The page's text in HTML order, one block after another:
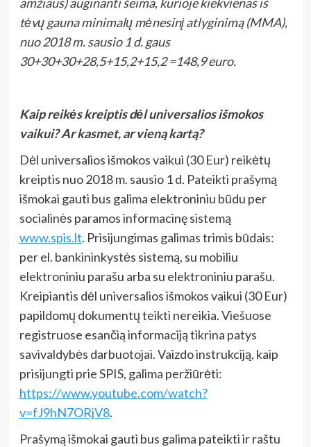
tėvų gauna minimalų mėnesinį atlyginimą (MMA),
nuo 2018 m. sausio 1 d. gaus
30+30+30+28,5+15,2+15,2 =148,9 euro.
Kaip reikės kreiptis dėl universalios išmokos
vaikui? Ar kasmet, ar vieną kartą?
Dėl universalios išmokos vaikui (30 Eur) reikėtų
kreiptis nuo 2018 m. sausio 1 d. Pateikti prašymą
išmokai gauti bus galima elektroniniu būdu per
socialinės paramos informacinę sistemą
www.spis.lt. Prisijungimas galimas trimis būdais:
per el. bankininkystės sistemą, su mobiliu
elektroniniu parašu arba su elektroniniu parašu.
Kreipiantis dėl universalios išmokos vaikui (30 Eur)
papildomų dokumentų teikti nereikia. Viešuose
registruose esančią informaciją tikrina patys
savivaldybės darbuotojai. Vaizdo instrukciją, kaip
prisijungti prie SPIS, galima peržiūrėti:
https://www.youtube.com/watch?
v=fJ9hN7ORjV8.
Prašymą išmokai gauti bus galima pateikti ir raštu